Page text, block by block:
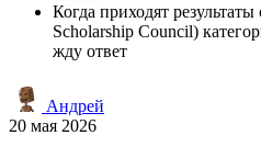
Когда приходят
Scholarship Council)
жду ответ
Андрей
20 мая 2026